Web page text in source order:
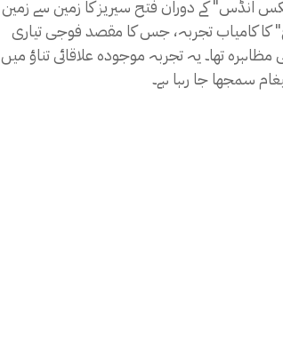
انڈس" کے دوران فتح سیریز کا زمین سے زمین
کا کامیاب تجربہ، جس کا مقصد فوجی تیاری
تھا۔ یہ تجربہ موجودہ علاقائی تناؤ میں
سمجھا جا رہا ہے۔